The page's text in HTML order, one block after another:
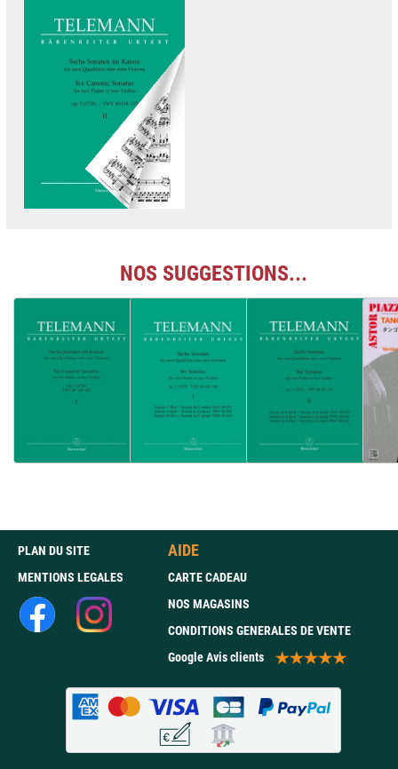
NOS SUGGESTIONS...
PLAN DU SITE
MENTIONS LEGALES
AIDE
CARTE CADEAU
NOS MAGASINS
CONDITIONS GENERALES DE VENTE
Google Avis clients